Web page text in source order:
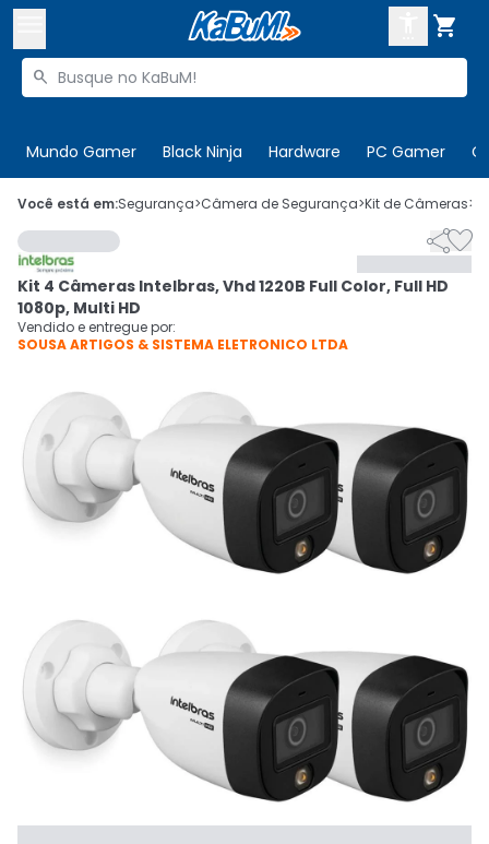

Buscar produtos

Mundo Gamer Black Ninja Hardware PC Gamer
 Olá. Acesse sua conta
 Departamentos
 Cupons
Mais Vendidos
Ativar tradutor em libras
CADASTRE-SE
Você está em:Segurança>Câmera de Segurança>Kit de Câmeras>

Kit 4 Câmeras Intelbras, Vhd 1220B Full Color, Full HD
1080p, Multi HD
Vendido e entregue por:
SOUSA ARTIGOS & SISTEMA ELETRONICO LTDA